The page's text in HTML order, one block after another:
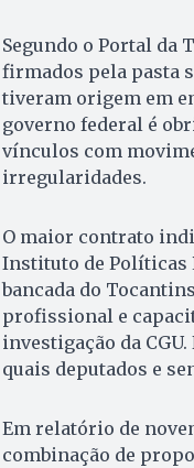
Segundo o Portal da
firmados pela pasta
tiveram origem em
governo federal é
vínculos com
irregularidades.
O maior contrato
Instituto de Políticas
bancada do
profissional e
investigação da
quais deputados e
Em relatório de
combinação de